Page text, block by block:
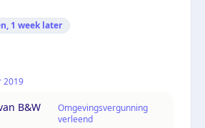
1 week later
2019
B&W
Omgevingsvergunning
verleend